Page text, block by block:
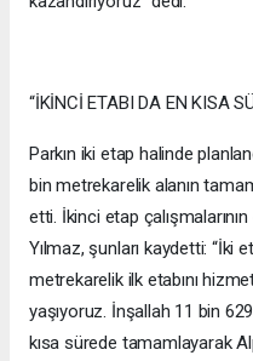
“İKİNCİ ETABI DA EN KISA
Parkın iki etap halinde
bin metrekarelik alanın
etti. İkinci etap
Yılmaz, şunları kaydetti: “İki
metrekarelik ilk etabını
yaşıyoruz. İnşallah 11 bin
kısa sürede tamamlayarak